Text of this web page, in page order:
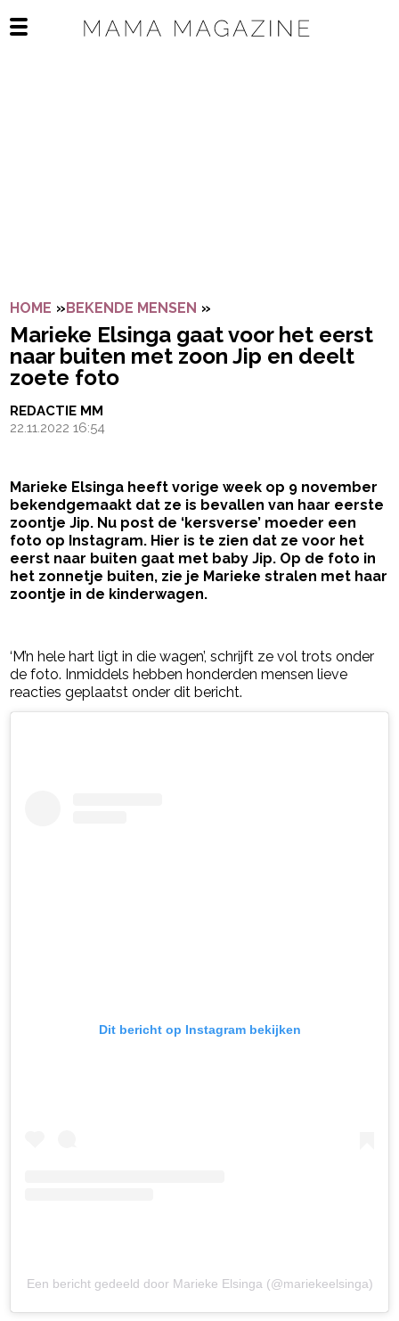
Open het mobiele menu
HOME »BEKENDE MENSEN »
Marieke Elsinga gaat voor het eerst
naar buiten met zoon Jip en deelt
zoete foto
REDACTIE MM
22.11.2022 16:54
Marieke Elsinga heeft vorige week op 9 november
bekendgemaakt dat ze is bevallen van haar eerste
zoontje Jip. Nu post de ‘kersverse’ moeder een
foto op Instagram. Hier is te zien dat ze voor het
eerst naar buiten gaat met baby Jip. Op de foto in
het zonnetje buiten, zie je Marieke stralen met haar
zoontje in de kinderwagen.
‘M’n hele hart ligt in die wagen’, schrijft ze vol trots onder
de foto. Inmiddels hebben honderden mensen lieve
reacties geplaatst onder dit bericht.
Dit bericht op Instagram bekijken
Een bericht gedeeld door Marieke Elsinga (@mariekeelsinga)